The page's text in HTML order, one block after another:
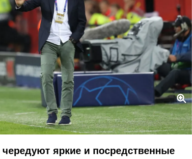
Legion-Media
яркие и посредственные